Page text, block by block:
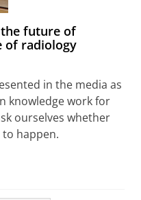
future of
of radiology
in the media as
knowledge work for
ourselves whether
happen.